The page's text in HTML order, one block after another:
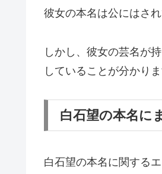
彼女の本名は公にはさ
しかし、彼女の芸名が
していることが分かりま
白石望の本名に
白石望の本名に関する